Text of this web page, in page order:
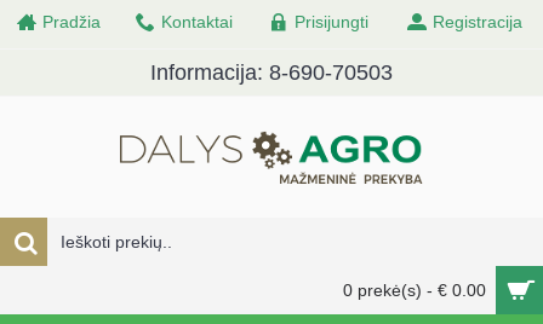
Pradžia Kontaktai Prisijungti Registracija
Informacija: 8-690-70503
0 prekė(s) - € 0.00